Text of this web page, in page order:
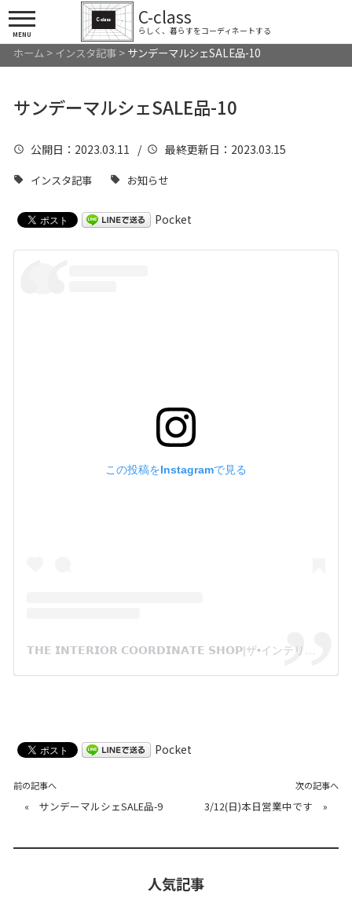
C-class
らしく、暮らすをコーディネートする
MENU
ホーム > インスタ記事> サンデーマルシェSALE品-10
サンデーマルシェSALE品-10
公開日 ：2023.03.11 / 最終更新日 ：2023.03.15
インスタ記事 お知らせ
Pocket
この投稿をInstagramで見る
Pocket
前の記事へ
« サンデーマルシェSALE品-9
次の記事へ
3/12(日)本日営業中です »
人気記事